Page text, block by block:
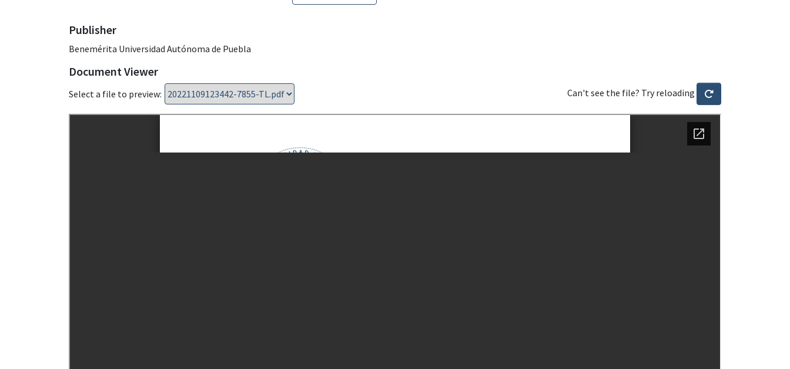
Publisher
Benemérita Universidad Autónoma de Puebla
Document Viewer
Select a file to preview: Can't see the file? Try reloading